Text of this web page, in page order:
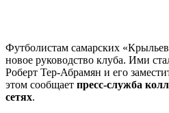
Футболистам самарских
новое руководство клуба. Ими
Роберт Тер-Абрамян и его
этом сообщает пресс-служба
сетях.